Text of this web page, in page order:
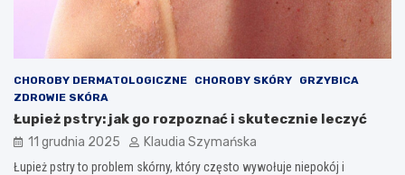
CHOROBY DERMATOLOGICZNE CHOROBY SKÓRY
GRZYBICA
ZDROWIE SKÓRA
Łupież pstry: jak go rozpoznać i skutecznie leczyć
11 grudnia 2025 Klaudia Szymańska
Łupież pstry to problem skórny, który często wywołuje niepokój i